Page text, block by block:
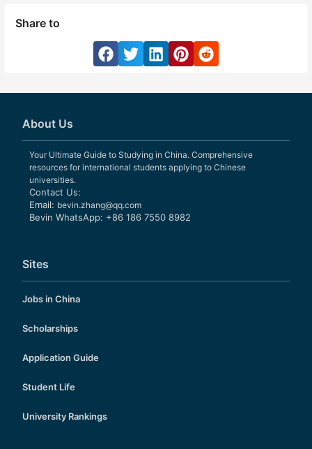
Share to
About Us
Your Ultimate Guide to Studying in China. Comprehensive
resources for international students applying to Chinese
universities.
Contact Us:
Email: bevin.zhang@qq.com
Bevin WhatsApp: +86 186 7550 8982
Sites
Jobs in China
Scholarships
Application Guide
Student Life
University Rankings